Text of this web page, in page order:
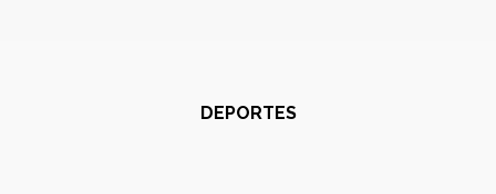
DEPORTES